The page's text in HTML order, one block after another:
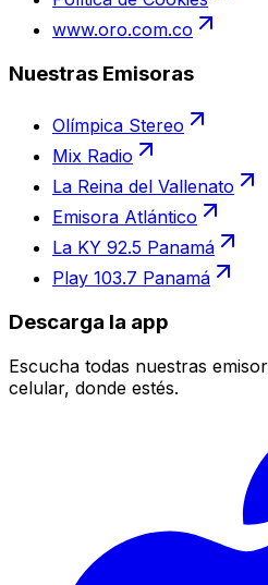
www.oro.com.co
Nuestras Emisoras
Olímpica Stereo
Mix Radio
La Reina del Vallenato
Emisora Atlántico
La KY 92.5 Panamá
Play 103.7 Panamá
Descarga la app
Escucha todas nuestras
celular, donde estés.